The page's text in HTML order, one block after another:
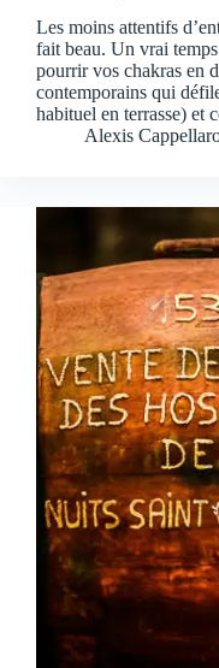
Les moins attentifs
fait beau. Un vrai
pourrir vos chakras en
contemporains qui
habituel en terrasse) et
Alexis